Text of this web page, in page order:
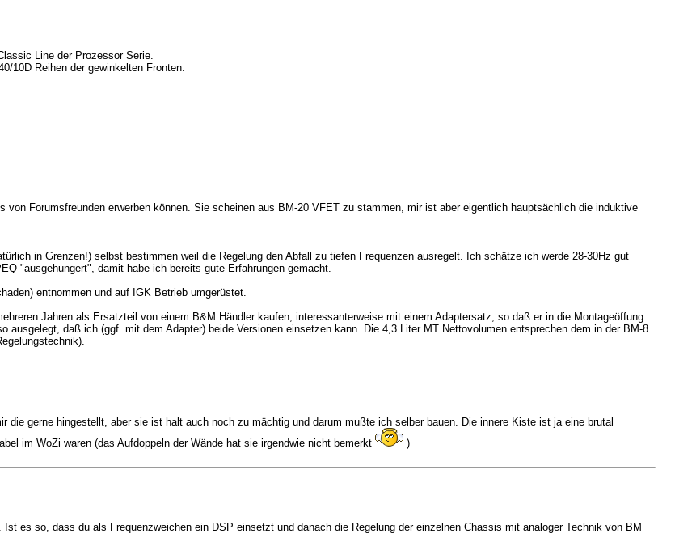
Line der Prozessor Serie.
10D Reihen der gewinkelten Fronten.
Forumsfreunden erwerben können. Sie scheinen aus BM-20 VFET zu stammen, mir ist aber eigentlich hauptsächlich die induktive
in Grenzen!) selbst bestimmen weil die Regelung den Abfall zu tiefen Frequenzen ausregelt. Ich schätze ich werde 28-30Hz gut
"ausgehungert", damit habe ich bereits gute Erfahrungen gemacht.
entnommen und auf IGK Betrieb umgerüstet.
Jahren als Ersatzteil von einem B&M Händler kaufen, interessanterweise mit einem Adaptersatz, so daß er in die Montageöffung
daß ich (ggf. mit dem Adapter) beide Versionen einsetzen kann. Die 4,3 Liter MT Nettovolumen entsprechen dem in der BM-8
gerne hingestellt, aber sie ist halt auch noch zu mächtig und darum mußte ich selber bauen. Die innere Kiste ist ja eine brutal
im WoZi waren (das Aufdoppeln der Wände hat sie irgendwie nicht bemerkt
)
es so, dass du als Frequenzweichen ein DSP einsetzt und danach die Regelung der einzelnen Chassis mit analoger Technik von BM